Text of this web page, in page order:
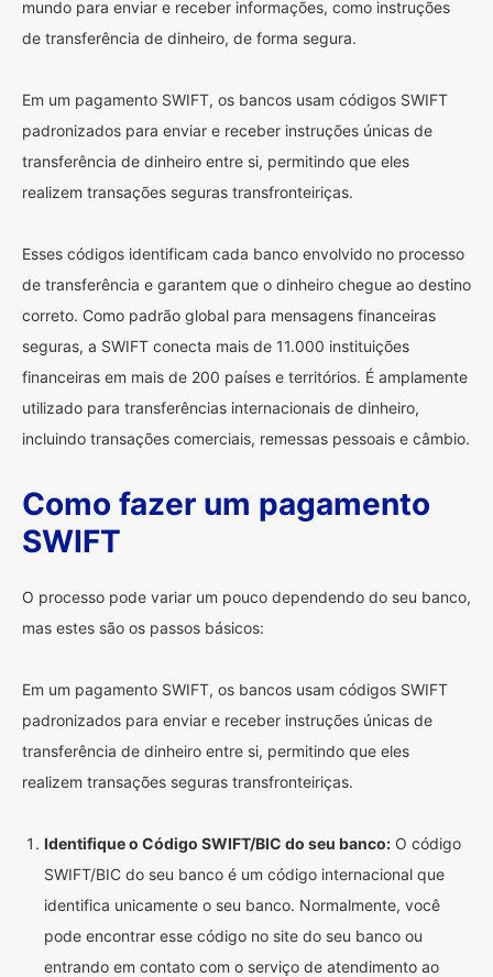
mundo para enviar e receber informações, como instruções
de transferência de dinheiro, de forma segura.
Em um pagamento SWIFT, os bancos usam códigos SWIFT
padronizados para enviar e receber instruções únicas de
transferência de dinheiro entre si, permitindo que eles
realizem transações seguras transfronteiriças.
Esses códigos identificam cada banco envolvido no processo
de transferência e garantem que o dinheiro chegue ao destino
correto. Como padrão global para mensagens financeiras
seguras, a SWIFT conecta mais de 11.000 instituições
financeiras em mais de 200 países e territórios. É amplamente
utilizado para transferências internacionais de dinheiro,
incluindo transações comerciais, remessas pessoais e câmbio.
Como fazer um pagamento
SWIFT
O processo pode variar um pouco dependendo do seu banco,
mas estes são os passos básicos:
Em um pagamento SWIFT, os bancos usam códigos SWIFT
padronizados para enviar e receber instruções únicas de
transferência de dinheiro entre si, permitindo que eles
realizem transações seguras transfronteiriças.
Identifique o Código SWIFT/BIC do seu banco: O código
SWIFT/BIC do seu banco é um código internacional que
identifica unicamente o seu banco. Normalmente, você
pode encontrar esse código no site do seu banco ou
entrando em contato com o serviço de atendimento ao